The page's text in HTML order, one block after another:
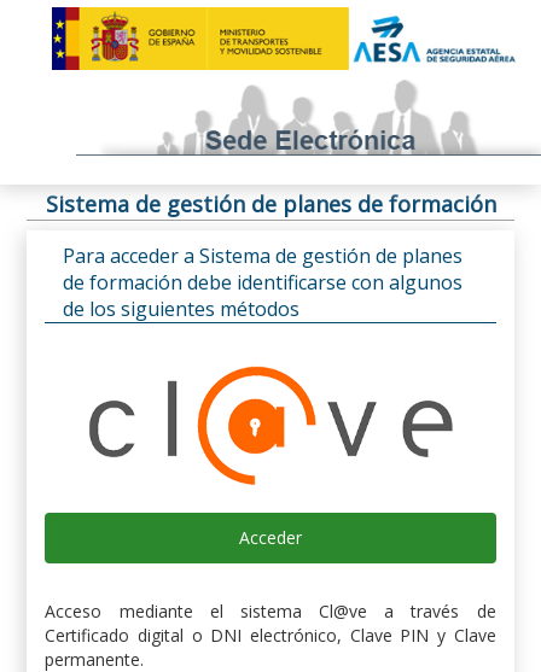
Sistema de gestión de planes de formación
Para acceder a Sistema de gestión de planes
de formación debe identificarse con algunos
de los siguientes métodos
Acceder
Acceso mediante el sistema Cl@ve a través de
Certificado digital o DNI electrónico, Clave PIN y Clave
permanente.